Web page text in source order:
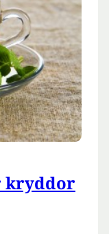
kryddor